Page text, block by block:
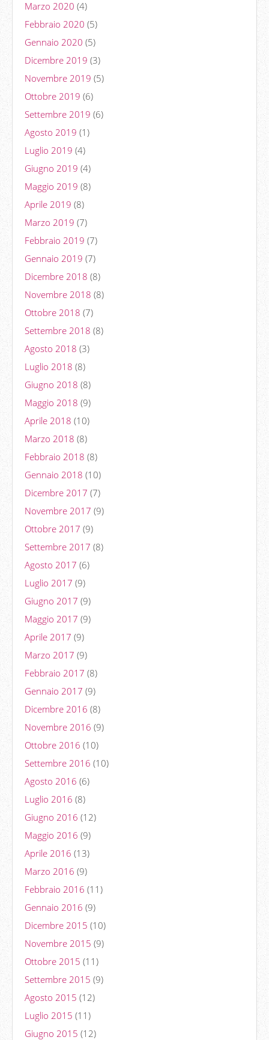
Marzo 2020 (4)
Febbraio 2020 (5)
Gennaio 2020 (5)
Dicembre 2019 (3)
Novembre 2019 (5)
Ottobre 2019 (6)
Settembre 2019 (6)
Agosto 2019 (1)
Luglio 2019 (4)
Giugno 2019 (4)
Maggio 2019 (8)
Aprile 2019 (8)
Marzo 2019 (7)
Febbraio 2019 (7)
Gennaio 2019 (7)
Dicembre 2018 (8)
Novembre 2018 (8)
Ottobre 2018 (7)
Settembre 2018 (8)
Agosto 2018 (3)
Luglio 2018 (8)
Giugno 2018 (8)
Maggio 2018 (9)
Aprile 2018 (10)
Marzo 2018 (8)
Febbraio 2018 (8)
Gennaio 2018 (10)
Dicembre 2017 (7)
Novembre 2017 (9)
Ottobre 2017 (9)
Settembre 2017 (8)
Agosto 2017 (6)
Luglio 2017 (9)
Giugno 2017 (9)
Maggio 2017 (9)
Aprile 2017 (9)
Marzo 2017 (9)
Febbraio 2017 (8)
Gennaio 2017 (9)
Dicembre 2016 (8)
Novembre 2016 (9)
Ottobre 2016 (10)
Settembre 2016 (10)
Agosto 2016 (6)
Luglio 2016 (8)
Giugno 2016 (12)
Maggio 2016 (9)
Aprile 2016 (13)
Marzo 2016 (9)
Febbraio 2016 (11)
Gennaio 2016 (9)
Dicembre 2015 (10)
Novembre 2015 (9)
Ottobre 2015 (11)
Settembre 2015 (9)
Agosto 2015 (12)
Luglio 2015 (11)
Giugno 2015 (12)